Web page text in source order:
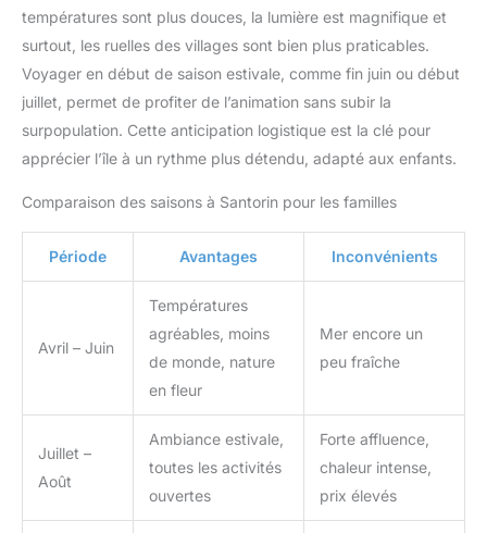
températures sont plus douces, la lumière est magnifique et
surtout, les ruelles des villages sont bien plus praticables.
Voyager en début de saison estivale, comme fin juin ou début
juillet, permet de profiter de l’animation sans subir la
surpopulation. Cette anticipation logistique est la clé pour
apprécier l’île à un rythme plus détendu, adapté aux enfants.
Comparaison des saisons à Santorin pour les familles
Période Avantages Inconvénients
Avril – Juin
Températures
agréables, moins
de monde, nature
en fleur
Mer encore un
peu fraîche
Juillet –
Août
Ambiance estivale,
toutes les activités
ouvertes
Forte affluence,
chaleur intense,
prix élevés